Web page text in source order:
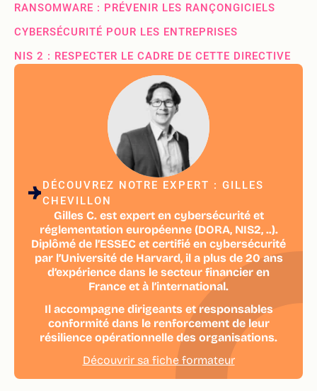
RANSOMWARE : PRÉVENIR LES RANÇONGICIELS
CYBERSÉCURITÉ POUR LES ENTREPRISES
NIS 2 : RESPECTER LE CADRE DE CETTE DIRECTIVE
DÉCOUVREZ NOTRE EXPERT : GILLES
CHEVILLON
Gilles C. est expert en cybersécurité et
réglementation européenne (DORA, NIS2, ..).
Diplômé de l’ESSEC et certifié en cybersécurité
par l’Université de Harvard, il a plus de 20 ans
d’expérience dans le secteur financier en
France et à l’international.
Il accompagne dirigeants et responsables
conformité dans le renforcement de leur
résilience opérationnelle des organisations.
Découvrir sa fiche formateur